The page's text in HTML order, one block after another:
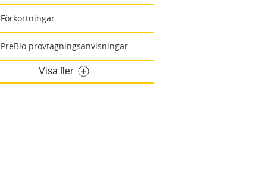
Förkortningar
PreBio provtagningsanvisningar
Visa fler